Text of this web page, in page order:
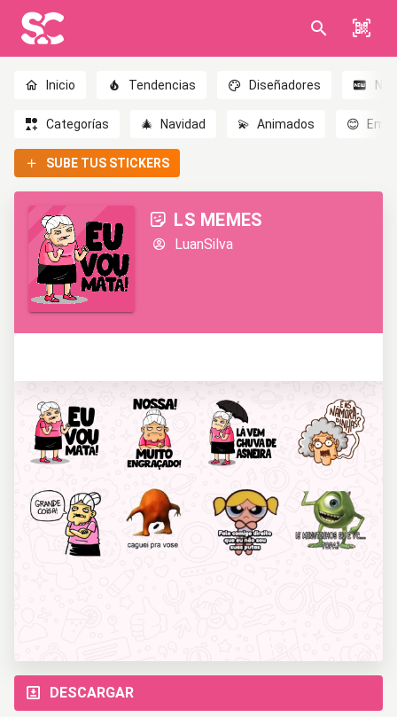
Inicio Tendencias Diseñadores
Categorías 🎄 Navidad 💫 Animados 😊
SUBE TUS STICKERS
LS MEMES
LuanSilva
DESCARGAR